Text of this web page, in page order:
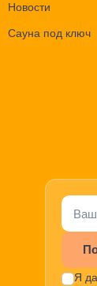
Новости
Сауна под ключ
Я